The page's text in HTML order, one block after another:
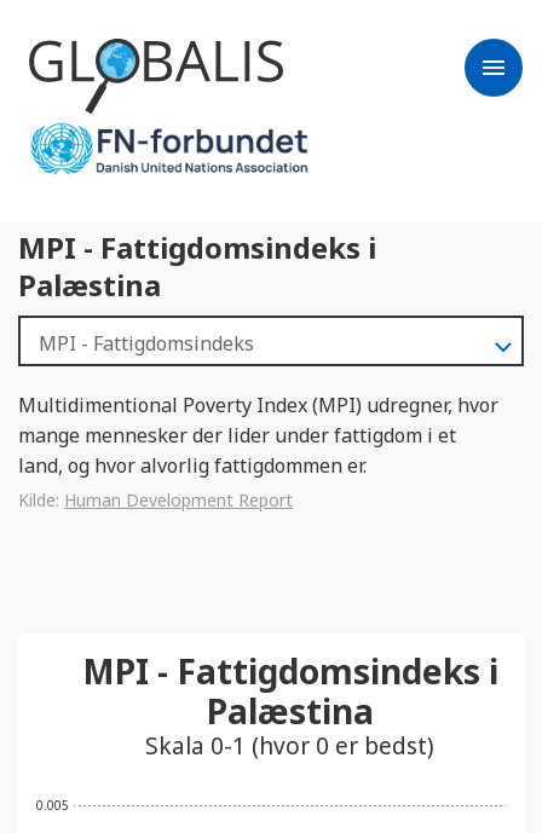
menu
MPI - Fattigdomsindeks i
Palæstina
Multidimentional Poverty Index (MPI) udregner, hvor
mange mennesker der lider under fattigdom i et
land, og hvor alvorlig fattigdommen er.
Kilde: Human Development Report
0.005
MPI - Fattigdomsindeks i
Palæstina
Skala 0-1 (hvor 0 er bedst)